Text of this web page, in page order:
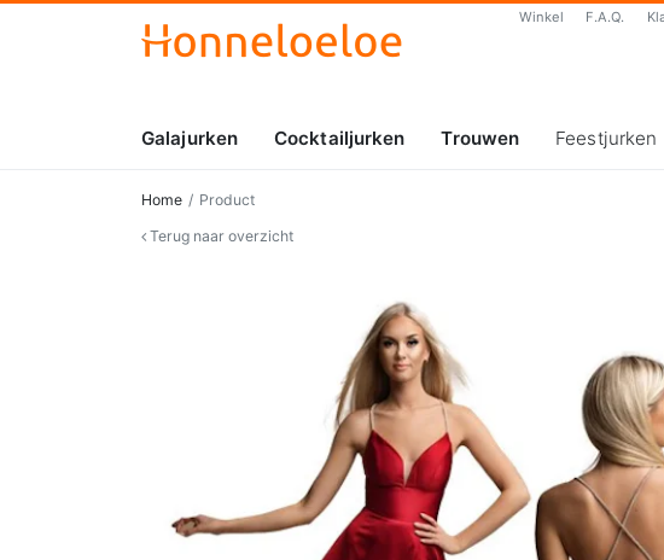
Winkel F.A.Q.
Galajurken Cocktailjurken Trouwen Feestjurken
Home
Product
Terug naar overzicht